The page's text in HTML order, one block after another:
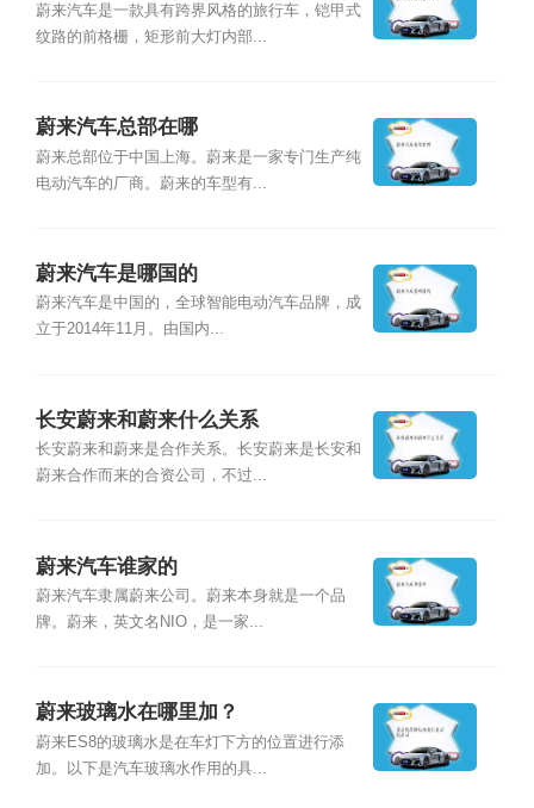
蔚来汽车是一款具有跨界风格的旅行车，铠甲式
纹路的前格栅，矩形前大灯内部...
蔚来汽车总部在哪
蔚来总部位于中国上海。蔚来是一家专门生产纯
电动汽车的厂商。蔚来的车型有...
蔚来汽车是哪国的
蔚来汽车是中国的，全球智能电动汽车品牌，成
立于2014年11月。由国内...
长安蔚来和蔚来什么关系
长安蔚来和蔚来是合作关系。长安蔚来是长安和
蔚来合作而来的合资公司，不过...
蔚来汽车谁家的
蔚来汽车隶属蔚来公司。蔚来本身就是一个品
牌。蔚来，英文名NIO，是一家...
蔚来玻璃水在哪里加？
蔚来ES8的玻璃水是在车灯下方的位置进行添
加。以下是汽车玻璃水作用的具...